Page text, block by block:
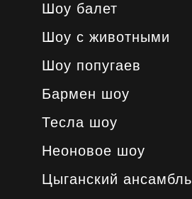
Шоу балет
Шоу с животными
Шоу попугаев
Бармен шоу
Тесла шоу
Неоновое шоу
Цыганский ансамбль